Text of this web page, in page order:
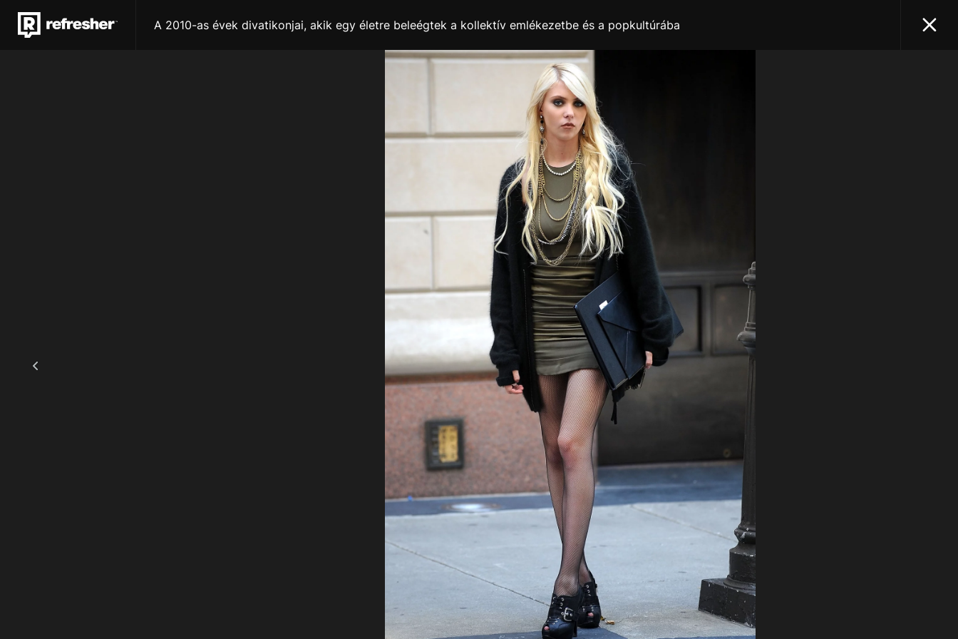
A 2010-as évek divatikonjai, akik egy életre beleégtek a kollektív emlékezetbe és a popkultúrába